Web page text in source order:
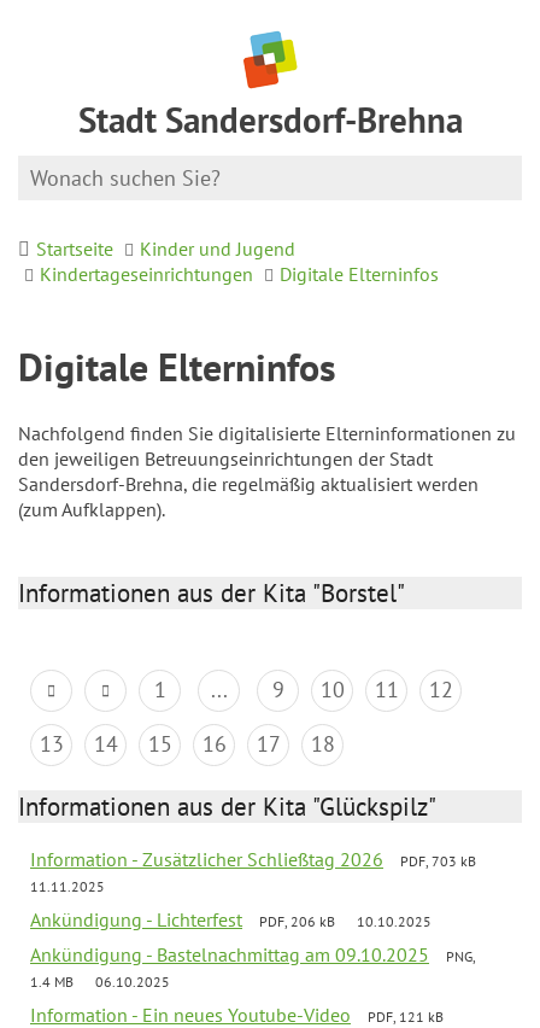
Stadt Sandersdorf-Brehna
Startseite
Kinder und Jugend
Kindertageseinrichtungen
Digitale Elterninfos
Digitale Elterninfos
Nachfolgend finden Sie digitalisierte Elterninformationen zu
den jeweiligen Betreuungseinrichtungen der Stadt
Sandersdorf-Brehna, die regelmäßig aktualisiert werden
(zum Aufklappen).
Informationen aus der Kita "Borstel"
1 ... 9 10 11
12
13
14 15 16 17 18
Informationen aus der Kita "Glückspilz"
Information - Zusätzlicher Schließtag 2026
PDF, 703 kB
11.11.2025
Ankündigung - Lichterfest PDF, 206 kB 10.10.2025
Ankündigung - Bastelnachmittag am 09.10.2025
PNG,
1.4 MB
06.10.2025
Information - Ein neues Youtube-Video
PDF, 121 kB